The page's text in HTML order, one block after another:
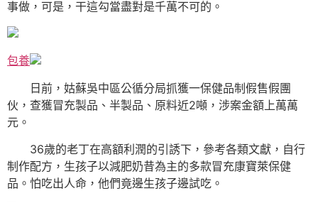
事做，可是，干這勾當盡對是千萬不可的。
包養
日前，姑蘇吳中區公循分局抓獲一保健品制假售假團
伙，查獲冒充製品、半製品、原料近2噸，涉案金額上萬萬
元。
36歲的老丁在高額利潤的引誘下，參考各類文獻，自行
制作配方，生孩子以減肥奶昔為主的多款冒充康寶萊保健
品。怕吃出人命，他們竟邊生孩子邊試吃。